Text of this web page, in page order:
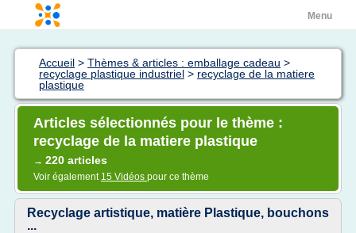
Menu
Accueil > Thèmes & articles : emballage cadeau >
recyclage plastique industriel > recyclage de la matiere
plastique
Articles sélectionnés pour le thème :
recyclage de la matiere plastique
→ 220 articles
Voir également 15 Vidéos pour ce thème
Recyclage artistique, matière Plastique, bouchons
...